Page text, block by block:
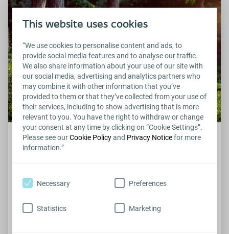
This website uses cookies
“We use cookies to personalise content and ads, to
provide social media features and to analyse our traffic.
We also share information about your use of our site with
our social media, advertising and analytics partners who
may combine it with other information that you’ve
provided to them or that they’ve collected from your use of
their services, including to show advertising that is more
relevant to you. You have the right to withdraw or change
your consent at any time by clicking on “Cookie Settings”.
Please see ourCookie Policyand Privacy Noticefor more
information.”
Necessary Preferences
Statistics Marketing
DISFUNZIONE ERETTILE E SESSUALITÀ
Come partner, a volte ci sentiamo come se
fossimo responsabili del benessere di chi
amiamo: ...